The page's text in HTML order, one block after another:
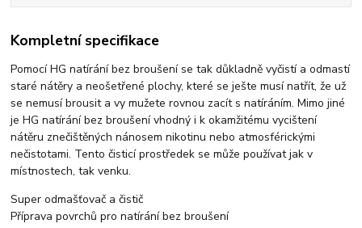
Kompletní specifikace
Pomocí HG natírání bez broušení se tak důkladně vyčistí a odmastí
staré nátěry a neošetřené plochy, které se ješte musí natřít, že už
se nemusí brousit a vy mužete rovnou zacít s natíráním. Mimo jiné
je HG natírání bez broušení vhodný i k okamžitému vycištení
nátěru znečištěných nánosem nikotinu nebo atmosférickými
nečistotami. Tento čisticí prostředek se může používat jak v
místnostech, tak venku.
Super odmašťovač a čistič
Příprava povrchů pro natírání bez broušení